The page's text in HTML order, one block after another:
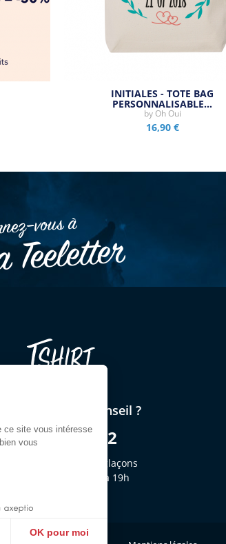
INITIALES - TOTE BAG
PERSONNALISABLE…
by Oh Oui
16,90 €
à
Teeletter
question ? Un conseil ?
03 44 54 00 92
Jeffrey ou des glaçons
lun. au ven. de 9h30 à 19h
ce site vous intéresse
vous
OK pour moi